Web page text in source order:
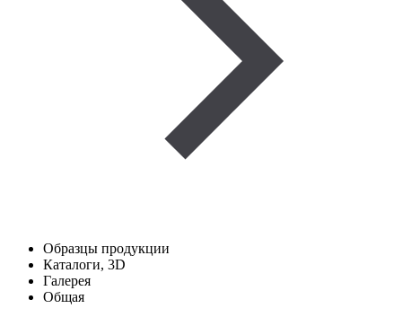
Образцы продукции
Каталоги, 3D
Галерея
Общая